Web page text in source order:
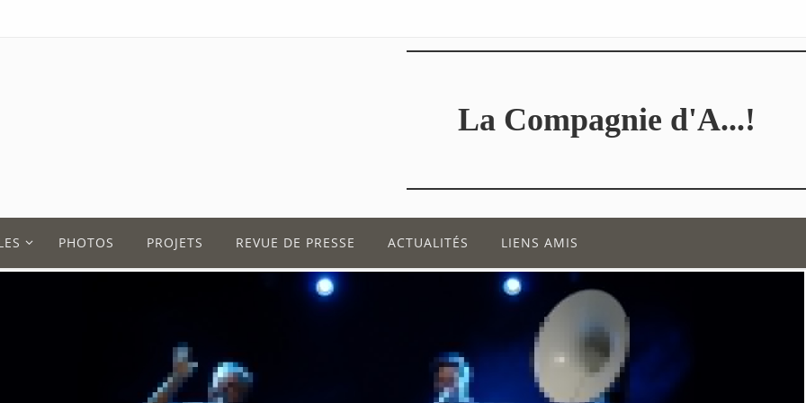
La Compagnie d'A...!
PHOTOS PROJETS REVUE DE PRESSE ACTUALITÉS LIENS AMIS